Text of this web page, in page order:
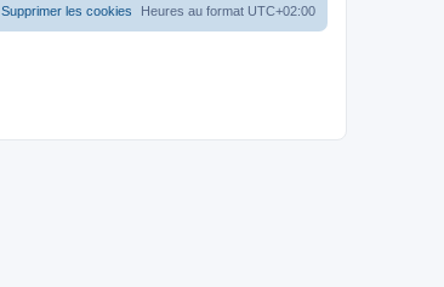
Heures au format UTC+02:00
Supprimer les cookies